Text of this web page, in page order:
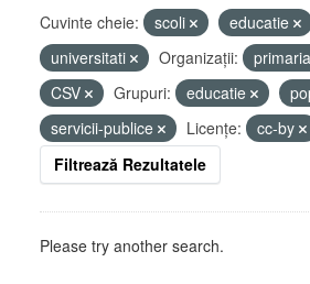
Cuvinte cheie: scoli educatie
universitati
Organizații:
CSV
Grupuri: educatie
servicii-publice
Licenţe:
cc-by
Filtrează Rezultatele
Please try another search.